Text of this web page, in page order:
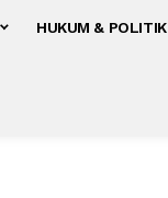
HUKUM & POLITIK